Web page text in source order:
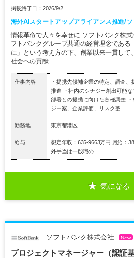
掲載終了日：2026/9/2
海外AIスタートアップアライアンス推進/
情報革命で人々を幸せに ソフトバンク株
フトバンクグループ共通の経営理念である
に」という考え方の下、創業以来一貫して
社会への貢献...
仕事内容
・提携先候補企業の特定、調査
推進 ・社内のシナジー創出可能
部署との提携に向けた各種調整
ジー案、企業評価、リスク整...
勤務地 東京都港区
給与
想定年収：636-9663万円 月給：
外手当は一般職の...
気になる
ソフトバンク株式会社 New
プロジェクトマネージャー（認証